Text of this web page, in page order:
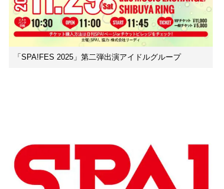
「SPA!FES 2025」第二弾出演アイドルグループ